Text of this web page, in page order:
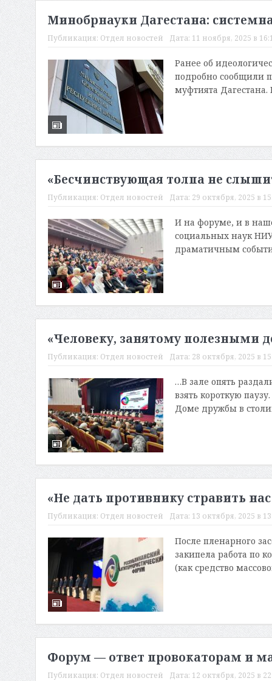
Минобрнауки Дагестана:
Публикация: Отдел новостей Дата: 11 ноября, 2025 в
Ранее об
подробно сообщили
муфтията
«Бесчинствующая толпа не
Публикация: Отдел новостей Дата: 29 октября, 2025 в
И на форуме, и в
социальных наук
драматичным
«Человеку, занятому полезными
Публикация: Отдел новостей Дата: 28 октября, 2025 в
…В зале опять
взять короткую
Доме дружбы в
«Не дать противнику стравить
Публикация: Отдел новостей Дата: 13 октября, 2025 в
После пленарного
закипела работа по
(как средство
Форум — ответ провокаторам и
Публикация: Отдел новостей Дата: 12 октября, 2025 в